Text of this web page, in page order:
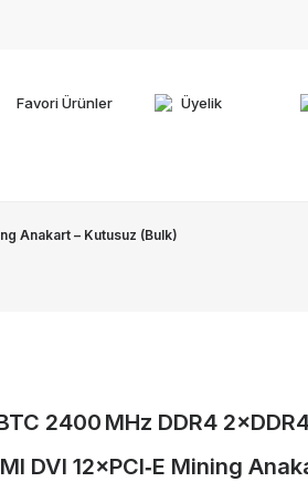
Favori Ürünler Üyelik
Anakart – Kutusuz (Bulk)
2400 MHz DDR4 2×DDR4
DVI 12×PCI‑E Mining